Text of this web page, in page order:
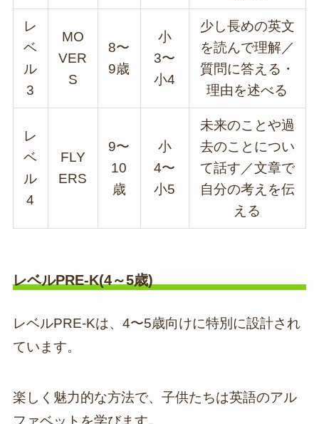
レ
ベ
ル
3
MO
VER
S
8〜
9歳
小
3〜
小4
少し長めの英文
を読んで理解／
質問に答える・
理由を述べる
レ
ベ
ル
4
FLY
ERS
9〜
10
歳
小
4〜
小5
未来のことや過
去のことについ
て話す／文章で
自分の考えを伝
える
レベルPRE-K(4～5歳)
レベルPRE-Kは、4〜5歳向けに特別に設計され
ています。
楽しく魅力的な方法で、子供たちは英語のアル
ファベットを学びます。